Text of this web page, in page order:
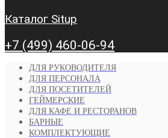
Каталог Situp
+7 (499) 460-06-94
ДЛЯ РУКОВОДИТЕЛЯ
ДЛЯ ПЕРСОНАЛА
ДЛЯ ПОСЕТИТЕЛЕЙ
ГЕЙМЕРСКИЕ
ДЛЯ КАФЕ И РЕСТОРАНОВ
БАРНЫЕ
КОМПЛЕКТУЮЩИЕ